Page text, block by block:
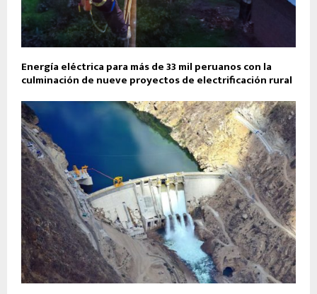
Energía eléctrica para más de 33 mil peruanos con la
culminación de nueve proyectos de electrificación rural